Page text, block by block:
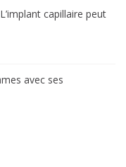
capillaire peut
avec ses